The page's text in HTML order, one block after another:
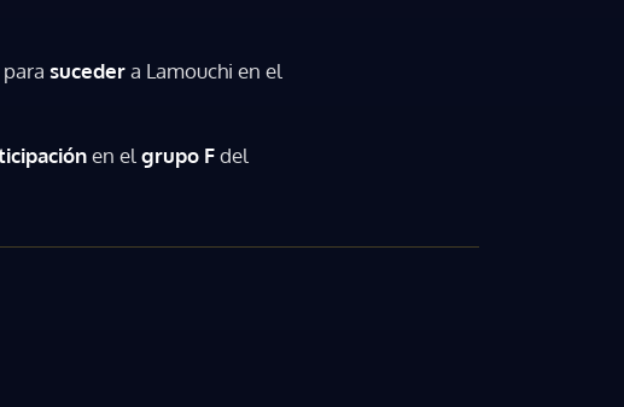
para sucedera Lamouchi en el
en elgrupo Fdel